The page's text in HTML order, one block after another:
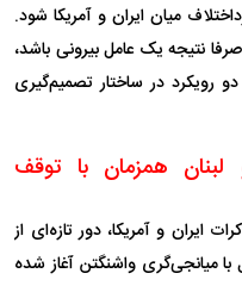
میان ایران و آمریکا شود.
نتیجه یک عامل بیرونی باشد،
رویکرد در ساختار تصمیم‌گیری
لبنان همزمان با توقف
ایران و آمریکا، دور تازه‌ای از
میانجی‌گری واشنگتن آغاز شده